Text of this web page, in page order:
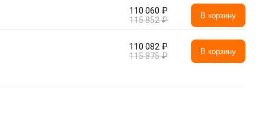
110 060 ₽
115 852 ₽
В корзину
110 082 ₽
115 875 ₽
В корзину